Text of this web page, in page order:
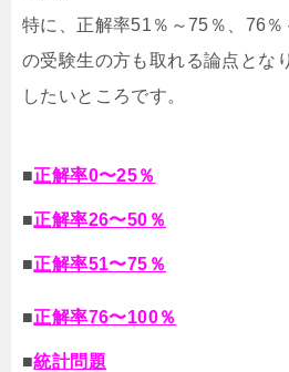
特に、正解率51％～75％、76
の受験生の方も取れる論点とな
したいところです。
■正解率0〜25％
■正解率26〜50％
■正解率51〜75％
■正解率76〜100％
■統計問題